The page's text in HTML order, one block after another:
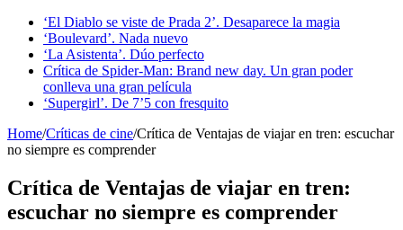
‘El Diablo se viste de Prada 2’. Desaparece la magia
‘Boulevard’. Nada nuevo
‘La Asistenta’. Dúo perfecto
Crítica de Spider-Man: Brand new day. Un gran poder
conlleva una gran película
‘Supergirl’. De 7’5 con fresquito
Home/Críticas de cine/Crítica de Ventajas de viajar en tren: escuchar
no siempre es comprender
Crítica de Ventajas de viajar en tren:
escuchar no siempre es comprender